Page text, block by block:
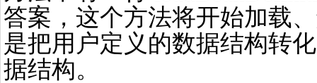
答案，这个方法将开始加载
是把用户定义的数据结构转
据结构。